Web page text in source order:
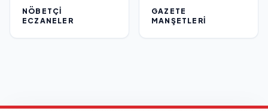
NÖBETÇI
ECZANELER
GAZETE
MANŞETLERI